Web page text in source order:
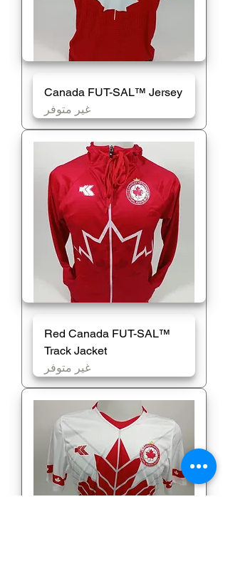
Canada FUT-SAL™️ Jersey
غير متوفر
Red Canada FUT-SAL™️
Track Jacket
غير متوفر